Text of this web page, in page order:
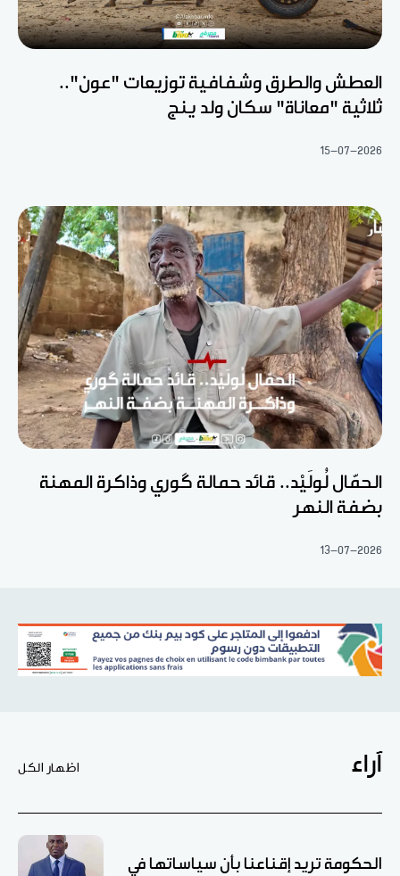
العطش والطرق وشفافية توزيعات "عون"..
ثلاثية "معاناة" سكان ولد ينج
15-07-2026
الحمّال لُولَيْد.. قائد حمالة گوري وذاكرة المهنة
بضفة النهر
13-07-2026
آراء اظهار الكل
الحكومة تريد إقناعنا بأن سياساتها في